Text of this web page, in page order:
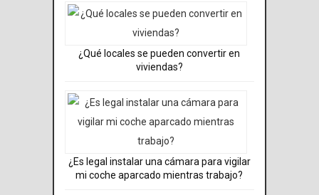
¿Qué locales se pueden convertir en
viviendas?
¿Es legal instalar una cámara para vigilar
mi coche aparcado mientras trabajo?